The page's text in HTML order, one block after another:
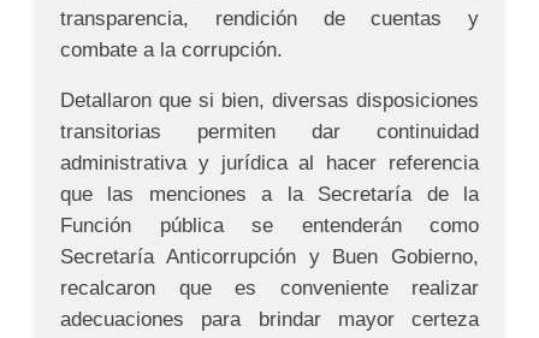
transparencia, rendición de cuentas y
combate a la corrupción.
Detallaron que si bien, diversas disposiciones
transitorias permiten dar continuidad
administrativa y jurídica al hacer referencia
que las menciones a la Secretaría de la
Función pública se entenderán como
Secretaría Anticorrupción y Buen Gobierno,
recalcaron que es conveniente realizar
adecuaciones para brindar mayor certeza